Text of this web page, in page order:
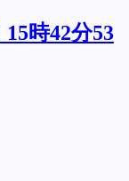
時42分53